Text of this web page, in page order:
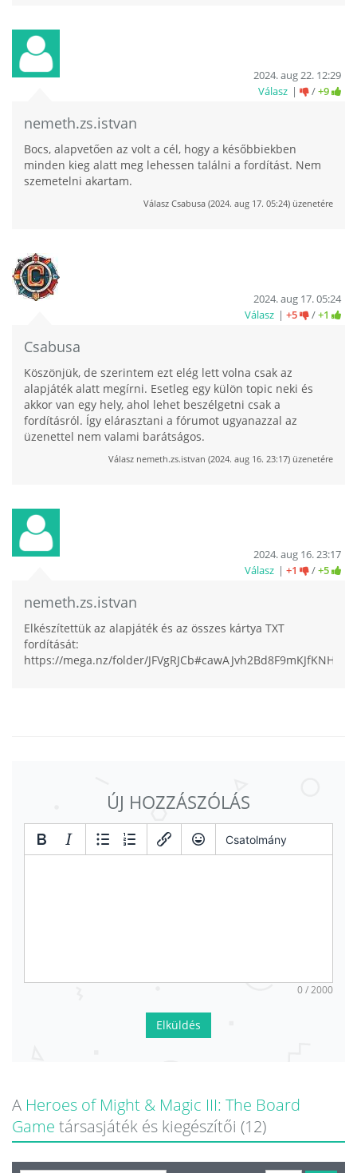
nemeth.zs.istvan
2024. aug 22. 12:29
Válasz
/+9
Bocs, alapvetően az volt a cél, hogy a későbbiekben
minden kieg alatt meg lehessen találni a fordítást. Nem
szemetelni akartam.
Válasz Csabusa (2024. aug 17. 05:24) üzenetére
Csabusa
2024. aug 17. 05:24
Válasz
+5 /+1
Köszönjük, de szerintem ezt elég lett volna csak az
alapjáték alatt megírni. Esetleg egy külön topic neki és
akkor van egy hely, ahol lehet beszélgetni csak a
fordításról. Így elárasztani a fórumot ugyanazzal az
üzenettel nem valami barátságos.
Válasz nemeth.zs.istvan (2024. aug 16. 23:17) üzenetére
nemeth.zs.istvan
2024. aug 16. 23:17
Válasz
+1 /+5
Elkészítettük az alapjáték és az összes kártya TXT
fordítását:
https://mega.nz/folder/
ÚJ HOZZÁSZÓLÁS
Csatolmány
0 / 2000
Elküldés
A Heroes of Might & Magic III: The Board
Game társasjáték és kiegészítői (12)